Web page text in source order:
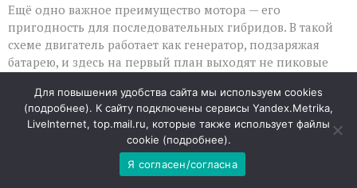
Ещё одно важное преимущество мотора — его
пригодность для последовательных гибридов. В такой
схеме двигатель работает как генератор, подзаряжая
батарею, и здесь на первый план выходят не пиковые
этому НАМИ‑414320 может занять нишу не только в
классических ДВС‑автомобилях, но и в перспективных
электрифицированных платформах. Окончательное
решение о серийном применении останется за
автопроизводителями: судьба мотора зависит от того,
Для повышения удобства сайта мы используем cookies
(подробнее). К сайту подключены сервисы Yandex.Metrika,
LiveInternet, top.mail.ru, которые также использует файлы
cookie (подробнее).
Я согласен/согласна